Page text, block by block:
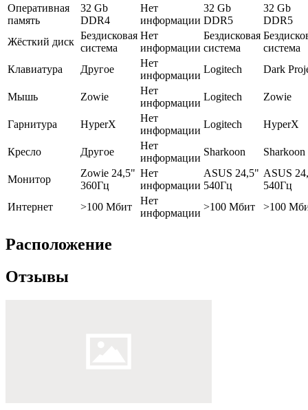
Оперативная
память
32 Gb
DDR4
Нет
информации
32 Gb
DDR5
32 Gb
DDR5
Жёсткий диск
Бездисковая
система
Нет
информации
Бездисковая
система
система
Клавиатура
Другое
Нет
информации
Logitech Dark
Мышь Zowie
Нет
информации
Logitech Zowie
Гарнитура HyperX
Нет
информации
Logitech HyperX
Кресло Другое
Нет
информации
Sharkoon Sharkoon
Монитор
Zowie 24,5"
360Гц
Нет
информации
ASUS 24,5"
540Гц
ASUS
540Гц
Интернет
>100 Мбит
Нет
информации
>100 Мбит >100
Расположение
Отзывы